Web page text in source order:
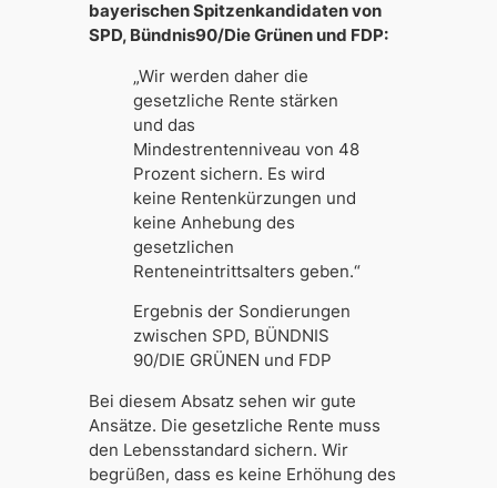
bayerischen Spitzenkandidaten von
SPD, Bündnis90/Die Grünen und FDP:
„Wir werden daher die
gesetzliche Rente stärken
und das
Mindestrentenniveau von 48
Prozent sichern. Es wird
keine Rentenkürzungen und
keine An­hebung des
gesetzlichen
Renteneintrittsalters geben.“
Ergebnis der Sondierungen
zwischen SPD, BÜNDNIS
90/DIE GRÜNEN und FDP
Bei diesem Absatz sehen wir gute
Ansätze. Die gesetzliche Rente muss
den Lebens­standard sichern. Wir
begrüßen, dass es keine Erhöhung des